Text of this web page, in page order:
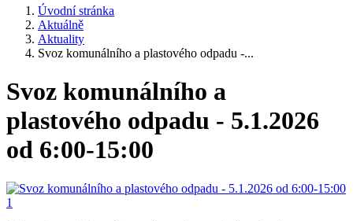
Úvodní stránka
Aktuálně
Aktuality
Svoz komunálního a plastového odpadu -...
Svoz komunálního a
plastového odpadu - 5.1.2026
od 6:00-15:00